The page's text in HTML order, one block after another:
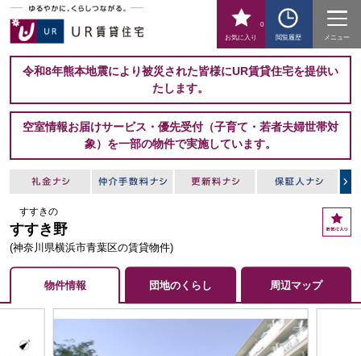
お気に入り
0
閲覧履歴
メニュー
令和8年熊本地震により被災された皆様にUR賃貸住宅を提供い
たします。
空室情報お届けサービス・優先受付（子育て・若者夫婦世帯対
象）を一部の物件で実施しています。
すすきの
すすき野
(神奈川県横浜市青葉区の賃貸物件)
お
気
物件情報 団地のくらし 周辺マップ